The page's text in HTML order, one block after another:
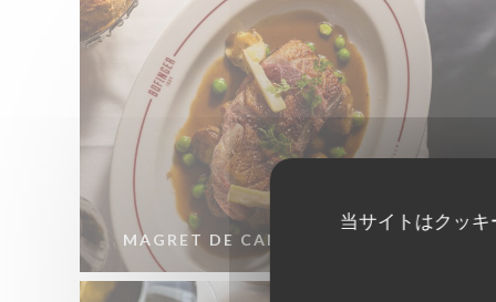
当サイトはクッ
MAGRET DE CANARD FRANÇAIS RÔTI